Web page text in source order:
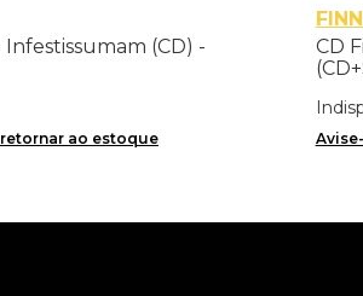
Infestissumam (CD) -
ao estoque
CD